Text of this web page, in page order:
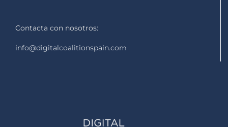
Contacta con nosotros:
info@digitalcoalitionspain.com